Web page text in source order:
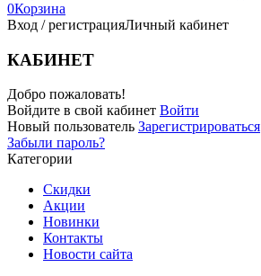
0Корзина
Вход / регистрацияЛичный кабинет
КАБИНЕТ
Добро пожаловать!
Войдите в свой кабинет Войти
Новый пользователь Зарегистрироваться
Забыли пароль?
Категории
Скидки
Акции
Новинки
Контакты
Новости сайта